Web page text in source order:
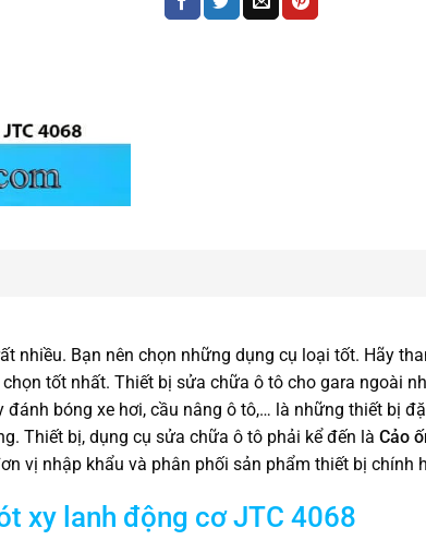
nhiều. Bạn nên chọn những dụng cụ loại tốt. Hãy
tốt nhất. Thiết bị sửa chữa ô tô cho gara ngoài
bóng xe hơi, cầu nâng ô tô,… là những thiết bị
Thiết bị, dụng cụ sửa chữa ô tô phải kể đến là Cảo
vị nhập khẩu và phân phối sản phẩm thiết bị chính
xy lanh động cơ JTC 4068